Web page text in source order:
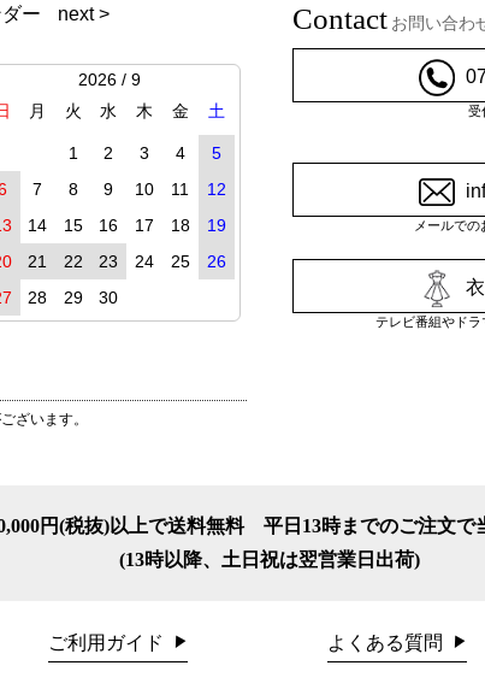
ー next >
2026 / 9
月 火 水 木 金 土
1 2 3 4
5
7 8 9 10 11
12
14 15 16 17 18
19
21 22 23 24 25
26
28 29 30
ざいます。
Contact お問い合わ
受
メールでの
テレビ番組やドラ
円(税抜)以上で送料無料平日13時までのご注文で
(13時以降、土日祝は翌営業日出荷)
ご利用ガイド よくある質問